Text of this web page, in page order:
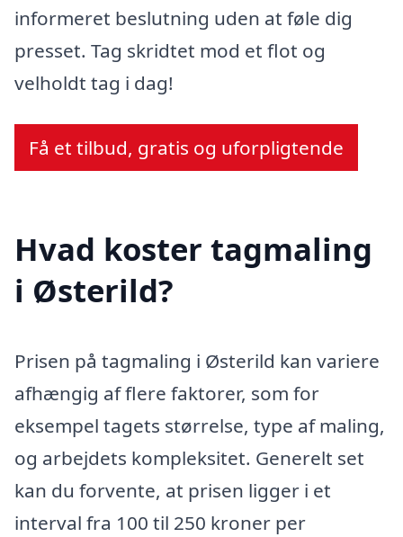
informeret beslutning uden at føle dig
presset. Tag skridtet mod et flot og
velholdt tag i dag!
Få et tilbud, gratis og uforpligtende
Hvad koster tagmaling
i Østerild?
Prisen på tagmaling i Østerild kan variere
afhængig af flere faktorer, som for
eksempel tagets størrelse, type af maling,
og arbejdets kompleksitet. Generelt set
kan du forvente, at prisen ligger i et
interval fra 100 til 250 kroner per